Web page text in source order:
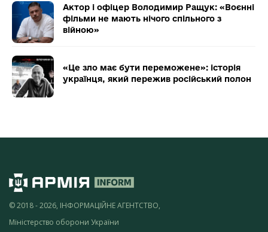
Актор і офіцер Володимир Ращук: «Воєнні
фільми не мають нічого спільного з
війною»
«Це зло має бути переможене»: історія
українця, який пережив російський полон
© 2018 - 2026, ІНФОРМАЦІЙНЕ АГЕНТСТВО,
Міністерство оборони України